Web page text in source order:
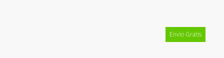
Envio Gratis